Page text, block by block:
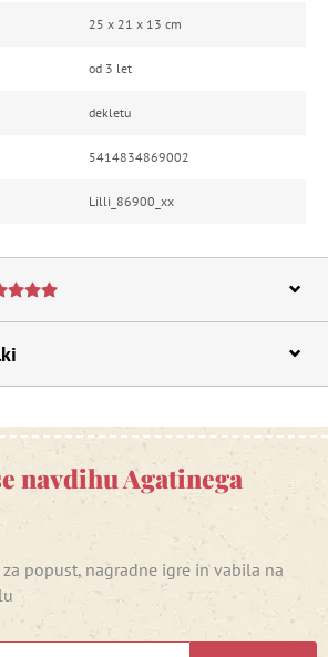
25 x 21 x 13 cm
od 3 let
dekletu
5414834869002
Lilli_86900_xx
navdihu Agatinega
popust, nagradne igre in vabila na